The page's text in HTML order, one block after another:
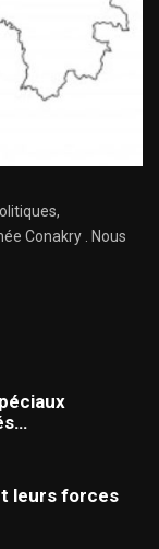
Conakry . Nous
leurs forces